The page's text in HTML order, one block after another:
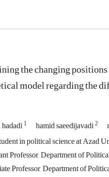
the changing
model regarding the
1 hamid saeedijavadi2
in political science at Azad
Professor, Department of
Professor, Department of